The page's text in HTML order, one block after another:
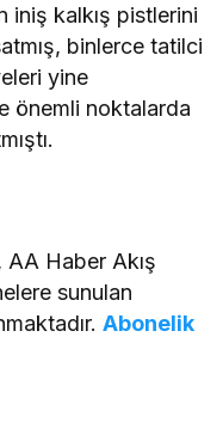
iniş kalkış pistlerini
binlerce tatilci
yine
önemli noktalarda
AA Haber Akış
sunulan
Abonelik